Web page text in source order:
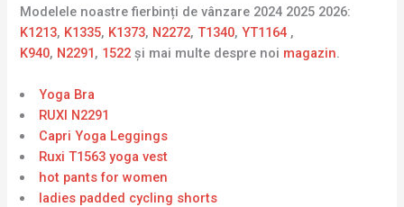
Modelele noastre fierbinți de vânzare 2024 2025 2026:
K1213, K1335, K1373, N2272,T1340,YT1164 ,
K940, N2291, 1522și mai multe despre noi magazin.
Yoga Bra
RUXI N2291
Capri Yoga Leggings
Ruxi T1563 yoga vest
hot pants for women
ladies padded cycling shorts